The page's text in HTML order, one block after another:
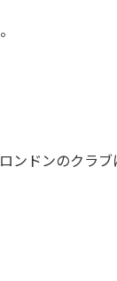
ンドンのクラブ